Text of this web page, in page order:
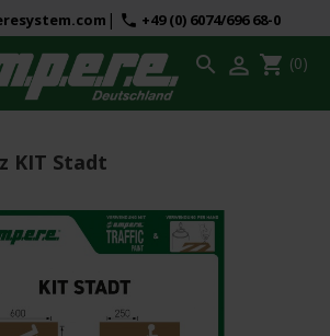
| phone +49 (0) 6074/696 68-0
shopping_cart (0)


KIT Stadt